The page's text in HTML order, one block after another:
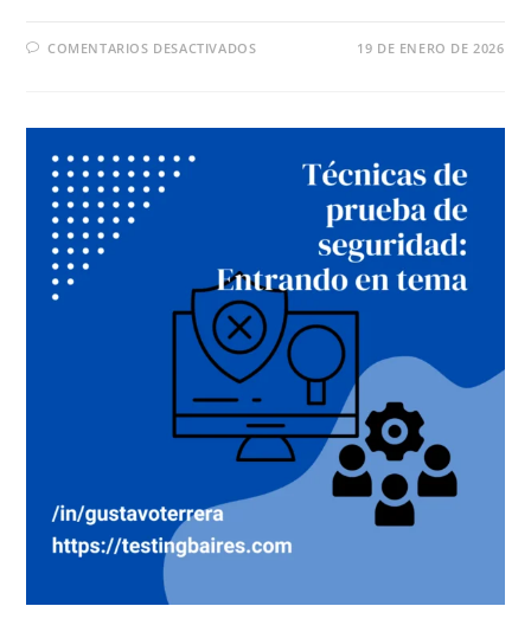
COMENTARIOS DESACTIVADOS 19 DE ENERO DE 2026